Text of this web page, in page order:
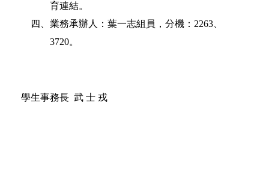
育連結。
四、 業務承辦人：葉一志組員，分機： 2263
3720。
學生事務長 武 士 戎